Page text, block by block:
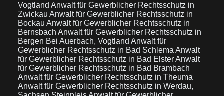
Vogtland Anwalt für Gewerblicher Rechtsschutz in
Zwickau Anwalt für Gewerblicher Rechtsschutz in
Bockau Anwalt für Gewerblicher Rechtsschutz in
Bernsbach Anwalt für Gewerblicher Rechtsschutz in
Bergen Bei Auerbach, Vogtland Anwalt für
Gewerblicher Rechtsschutz in Bad Schlema Anwalt
für Gewerblicher Rechtsschutz in Bad ElsterAnwalt
für Gewerblicher Rechtsschutz in Bad Brambach
Anwalt für Gewerblicher Rechtsschutz in Theuma
Anwalt für Gewerblicher Rechtsschutz in Werdau,